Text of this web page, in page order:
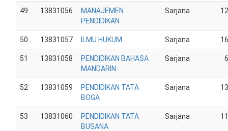
49 13831056
MANAJEMEN
PENDIDIKAN
Sarjana
50 13831057 ILMU HUKUM Sarjana
51 13831058
PENDIDIKAN BAHASA
MANDARIN
Sarjana
52 13831059
PENDIDIKAN TATA
BOGA
Sarjana
53 13831060
PENDIDIKAN TATA
BUSANA
Sarjana